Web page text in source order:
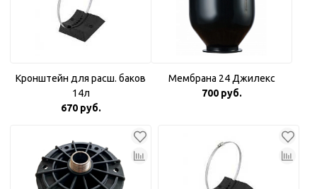
Кронштейн для расш. баков
14л
670 руб.
Мембрана 24 Джилекс
700 руб.